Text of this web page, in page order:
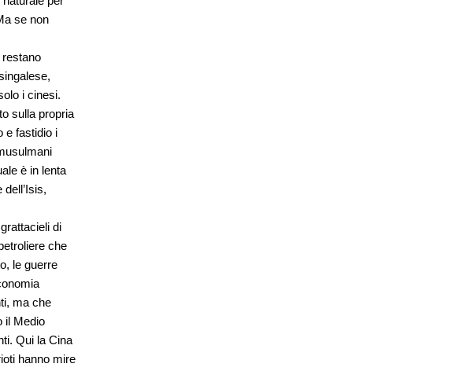
se non
i cinesi.
sulla propria
e fastidio i
è in lenta
di
che
le guerre
ma che
il Medio
Qui la Cina
hanno mire